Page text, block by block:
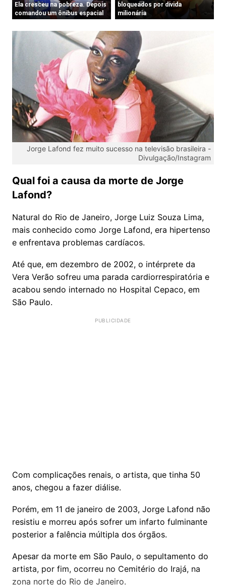
Jorge Lafond fez muito sucesso na televisão brasileira -
Divulgação/Instagram
Qual foi a causa da morte de Jorge
Lafond?
Natural do Rio de Janeiro, Jorge Luiz Souza Lima,
mais conhecido como Jorge Lafond, era hipertenso
e enfrentava problemas cardíacos.
Até que, em dezembro de 2002, o intérprete da
Vera Verão sofreu uma parada cardiorrespiratória e
acabou sendo internado no Hospital Cepaco, em
São Paulo.
Com complicações renais, o artista, que tinha 50
anos, chegou a fazer diálise.
Porém, em 11 de janeiro de 2003, Jorge Lafond não
resistiu e morreu após sofrer um infarto fulminante
posterior a falência múltipla dos órgãos.
Apesar da morte em São Paulo, o sepultamento do
artista, por fim, ocorreu no Cemitério do Irajá, na
zona norte do Rio de Janeiro.